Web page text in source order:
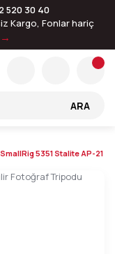
520 30 40
Kargo, Fonlar hariç
ARA
SmallRig 5351 Stalite AP-21